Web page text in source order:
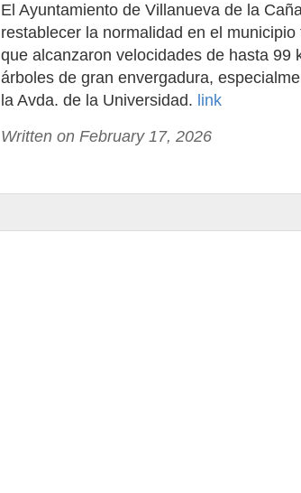
El Ayuntamiento de Villanueva de la
restablecer la normalidad en el
que alcanzaron velocidades de hasta
árboles de gran envergadura,
la Avda. de la Universidad. link
Written on February 17, 2026